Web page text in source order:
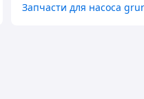
Запчасти для насоса